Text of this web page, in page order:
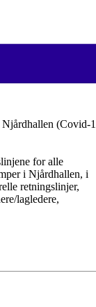
Njårdhallen (Covid-
for alle
i Njårdhallen, i
retningslinjer,
lagledere,